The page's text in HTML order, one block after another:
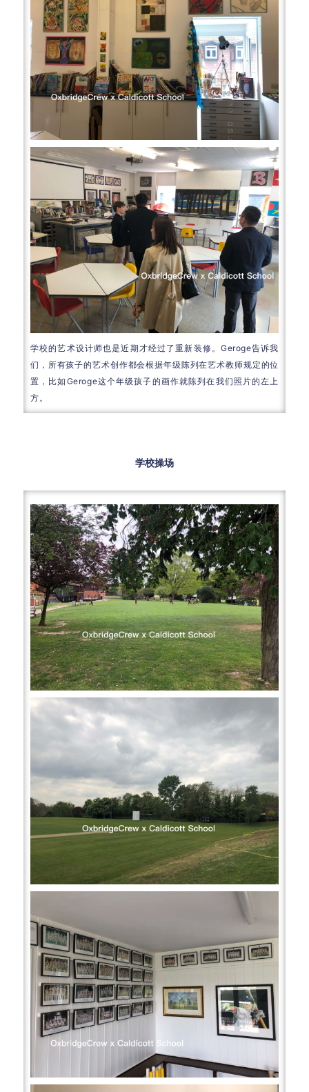
学校的艺术设计师也是近期才经过了重新装修。Geroge告诉我
们，所有孩子的艺术创作都会根据年级陈列在艺术教师规定的位
置，比如Geroge这个年级孩子的画作就陈列在我们照片的左上
方。
学校操场